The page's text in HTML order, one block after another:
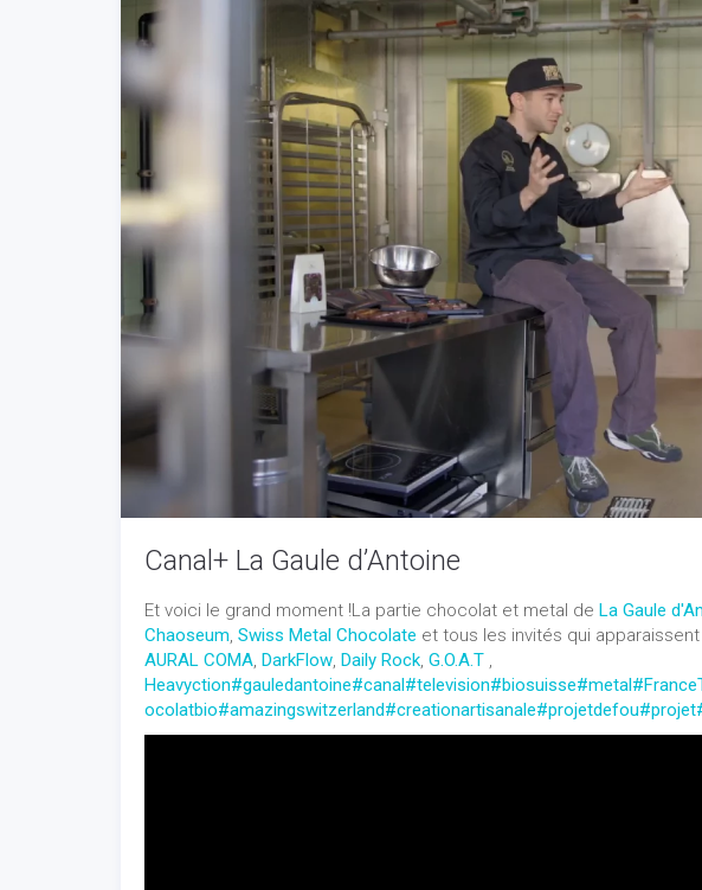
Canal+ La Gaule d’Antoine
Et voici le grand moment !La partie chocolat et metal de La Gaule
Chaoseum, Swiss Metal Chocolate et tous les invités qui
AURAL COMA, DarkFlow, Daily Rock, G.O.A.T ,
Heavyction#gauledantoine#canal#television#biosuisse#metal
ocolatbio#amazingswitzerland#creationartisanale#projetdefou#projet